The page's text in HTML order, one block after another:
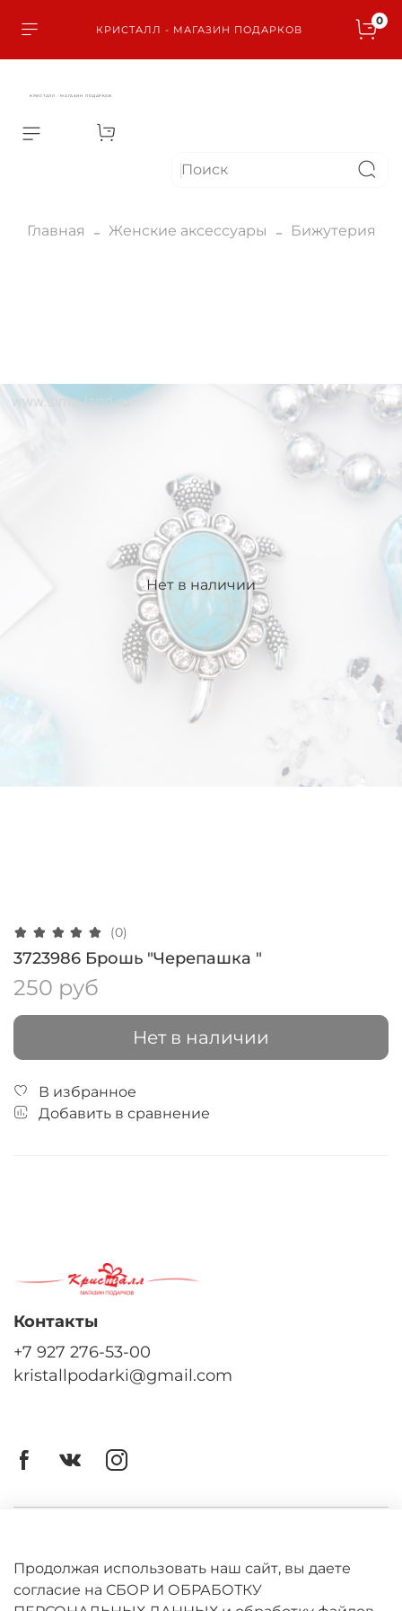
КРИСТАЛЛ - МАГАЗИН ПОДАРКОВ
0
КРИСТАЛЛ - МАГАЗИН ПОДАРКОВ
Главная Женские аксессуары Бижутерия
Нет в наличии
(0)
3723986 Брошь "Черепашка "
250 руб
Нет в наличии
В избранное
Добавить в сравнение
Оферта
Политика конфиденциальности
Контакты
+7 927 276-53-00
kristallpodarki@gmail.com
Продолжая использовать наш сайт, вы даете
согласие на СБОР И ОБРАБОТКУ